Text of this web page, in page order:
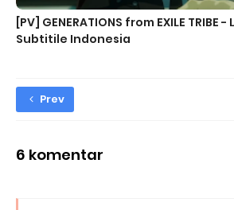
[PV] GENERATIONS from EXILE TRIBE -
Subtitile Indonesia
Prev
6 komentar